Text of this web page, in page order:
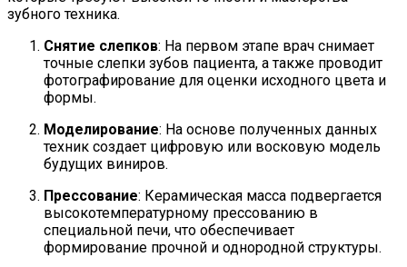
зубного техника.
Снятие слепков: На первом этапе врач снимает
точные слепки зубов пациента, а также проводит
фотографирование для оценки исходного цвета и
формы.
Моделирование: На основе полученных данных
техник создает цифровую или восковую модель
будущих виниров.
Прессование: Керамическая масса подвергается
высокотемпературному прессованию в
специальной печи, что обеспечивает
формирование прочной и однородной структуры.